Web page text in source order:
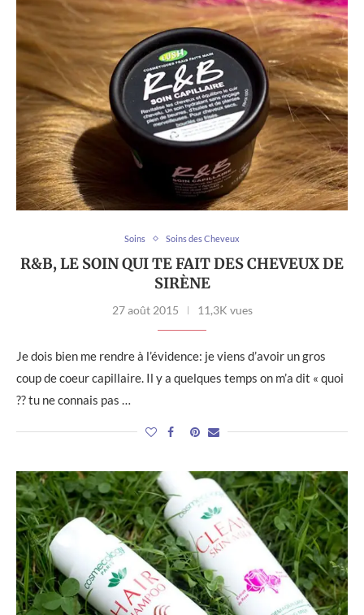
Soins Soins des Cheveux
R&B, LE SOIN QUI TE FAIT DES CHEVEUX DE
SIRÈNE
27 août 2015 11,3K vues
Je dois bien me rendre à l’évidence: je viens d’avoir un gros
coup de coeur capillaire. Il y a quelques temps on m’a dit « quoi
?? tu ne connais pas …